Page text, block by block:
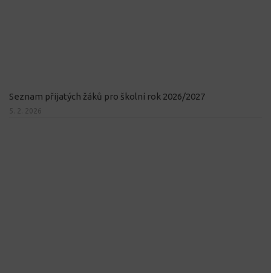
Seznam přijatých žáků pro školní rok 2026/2027
5. 2. 2026